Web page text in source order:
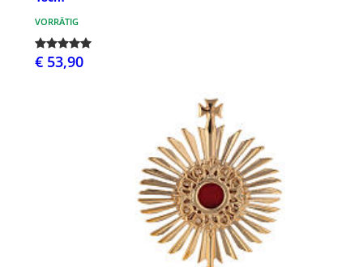
VORRÄTIG
€ 53,90